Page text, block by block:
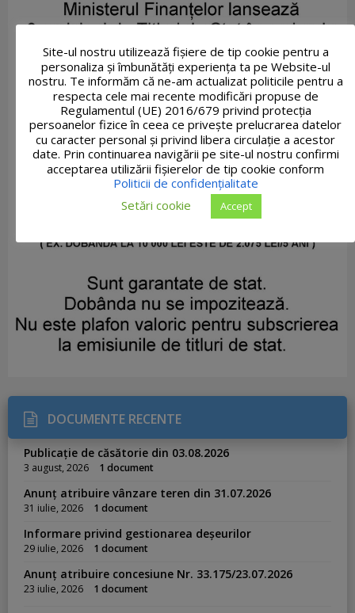
DOCUMENTE RECENTE
Publicație de căsătorie din 03.08.2026
3 august, 2026 1 document
Anunț atribuire vânzare teren din 31.07.2026
31 iulie, 2026 1 document
Informare privind gestionarea deșeurilor
29 iulie, 2026 1 document
Anunț atribuire concesiune Nr. 33.175/23.07.2026
23 iulie, 2026 1 document
Site-ul nostru utilizează fişiere de tip cookie pentru a
personaliza și îmbunătăți experiența ta pe Website-ul
nostru. Te informăm că ne-am actualizat politicile pentru a
respecta cele mai recente modificări propuse de
Regulamentul (UE) 2016/679 privind protecția
persoanelor fizice în ceea ce privește prelucrarea datelor
cu caracter personal și privind libera circulație a acestor
date. Prin continuarea navigării pe site-ul nostru confirmi
acceptarea utilizării fişierelor de tip cookie conform
Politicii de confidențialitate
Setări cookie
Accept